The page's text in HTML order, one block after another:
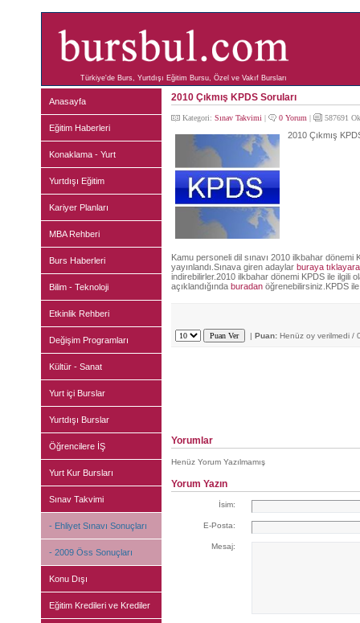
Türkiye'de Burs, Yurtdışı Eğitim Bursu, Özel ve Vakıf Bursları
Anasayfa
Eğitim Haberleri
Konaklama - Yurt
Yurtdışı Eğitim
Kariyer Planları
MBA Rehberi
Burs Haberleri
Bilim - Teknoloji
Etkinlik Rehberi
Değişim Programları
Kültür - Sanat
Yurt içi Burslar
Yurtdışı Burslar
Öğrencilere İŞ
Yurt Kur Bursları
Sınav Takvimi
- Ehliyet Sınavı Sonuçları
- 2009 Öss Sonuçları
Konu Dışı
Eğitim Kredileri ve Krediler
2010 Çıkmış KPDS Soruları
Kategori: Sınav Takvimi | 0 Yorum | 587691
2010 Çıkmış
Kamu personeli dil sınavı 2010 ilkbahar dönemi
yayınlandı.Sınava giren adaylar buraya
indirebilirler.2010 ilkbahar dönemi KPDS ile ilgili
açıklandığında buradanöğrenebilirsiniz.KPDS
| Puan: Henüz oy verilmedi /
Yorumlar
Henüz Yorum Yazılmamış
Yorum Yazın
İsim:
E-Posta:
Mesaj: